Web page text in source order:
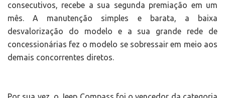
consecutivos, recebe a sua segunda premiação em um
mês. A manutenção simples e barata, a baixa
desvalorização do modelo e a sua grande rede de
concessionárias fez o modelo se sobressair em meio aos
demais concorrentes diretos.